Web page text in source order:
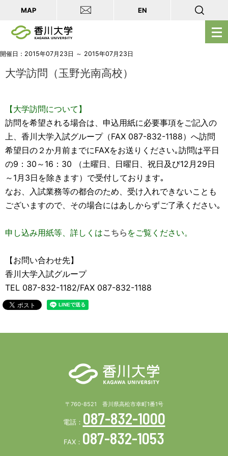
メ
ニ
MAP EN
開催日：2015年07月23日 ～ 2015年07月23日
大学訪問（玉野光南高校）
【大学訪問について】
訪問を希望される場合は、申込用紙に必要事項をご記入の
上、香川大学入試グループ（FAX 087-832-1188）へ訪問
希望日の２か月前までにFAXをお送りください｡訪問は平日
の9：30～16：30 （土曜日、日曜日、祝日及び12月29日
～1月3日を除きます）で受付しております｡
なお、入試業務等の都合のため、受け入れできないことも
ございますので、その場合にはあしからずご了承ください｡
申し込み用紙等、詳しくはこちら をご覧ください。
【お問い合わせ先】
香川大学入試グループ
TEL 087-832-1182/FAX 087-832-1188
〒760-8521 香川県高松市幸町1番1号
電話： 087-832-1000
FAX： 087-832-1053